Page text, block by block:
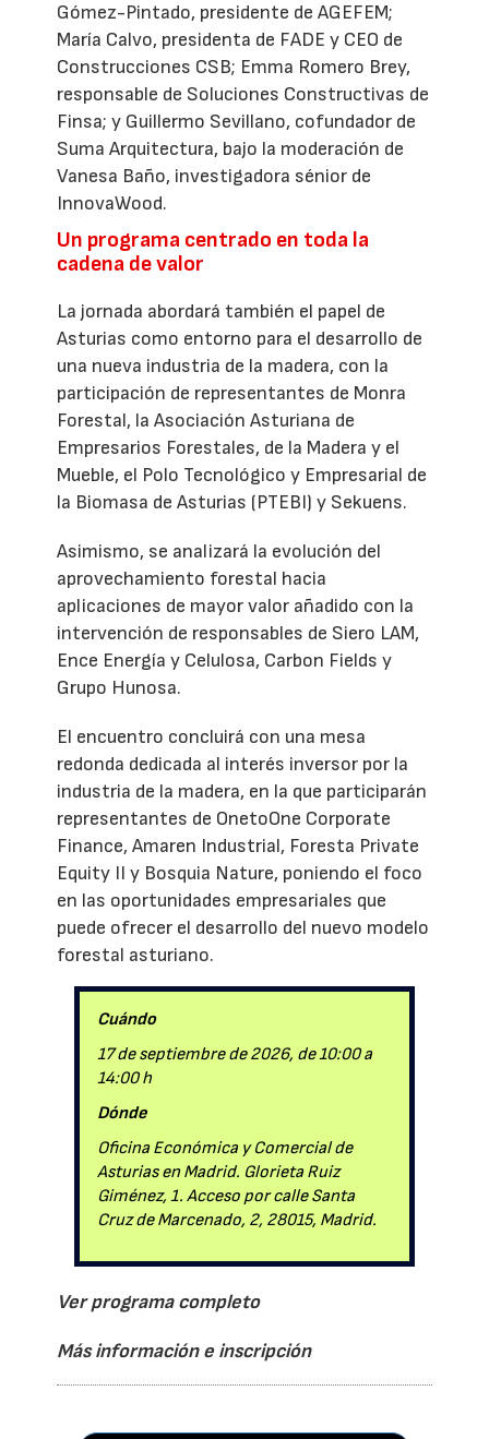
Gómez-Pintado, presidente de AGEFEM;
María Calvo, presidenta de FADE y CEO de
Construcciones CSB; Emma Romero Brey,
responsable de Soluciones Constructivas de
Finsa; y Guillermo Sevillano, cofundador de
Suma Arquitectura, bajo la moderación de
Vanesa Baño, investigadora sénior de
InnovaWood.
Un programa centrado en toda la
cadena de valor
La jornada abordará también el papel de
Asturias como entorno para el desarrollo de
una nueva industria de la madera, con la
participación de representantes de Monra
Forestal, la Asociación Asturiana de
Empresarios Forestales, de la Madera y el
Mueble, el Polo Tecnológico y Empresarial de
la Biomasa de Asturias (PTEBI) y Sekuens.
Asimismo, se analizará la evolución del
aprovechamiento forestal hacia
aplicaciones de mayor valor añadido con la
intervención de responsables de Siero LAM,
Ence Energía y Celulosa, Carbon Fields y
Grupo Hunosa.
El encuentro concluirá con una mesa
redonda dedicada al interés inversor por la
industria de la madera, en la que participarán
representantes de OnetoOne Corporate
Finance, Amaren Industrial, Foresta Private
Equity II y Bosquia Nature, poniendo el foco
en las oportunidades empresariales que
puede ofrecer el desarrollo del nuevo modelo
forestal asturiano.
Cuándo
17 de septiembre de 2026, de 10:00 a
14:00 h
Dónde
Oficina Económica y Comercial de
Asturias en Madrid. Glorieta Ruiz
Giménez, 1. Acceso por calle Santa
Cruz de Marcenado, 2, 28015, Madrid.
Ver programa completo
Más información e inscripción